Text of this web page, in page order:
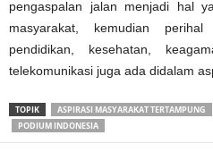
pengaspalan jalan menjadi hal
masyarakat, kemudian
pendidikan, kesehatan,
telekomunikasi juga ada didalam
TOPIK ASPIRASI MASYARAKAT TERTAMPUNG
PODIUM INDONESIA